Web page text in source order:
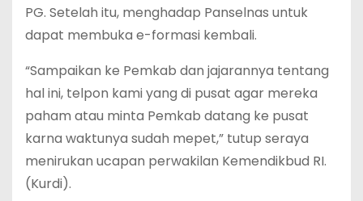
PG. Setelah itu, menghadap Panselnas untuk
dapat membuka e-formasi kembali.
“Sampaikan ke Pemkab dan jajarannya tentang
hal ini, telpon kami yang di pusat agar mereka
paham atau minta Pemkab datang ke pusat
karna waktunya sudah mepet,” tutup seraya
menirukan ucapan perwakilan Kemendikbud RI.
(Kurdi).